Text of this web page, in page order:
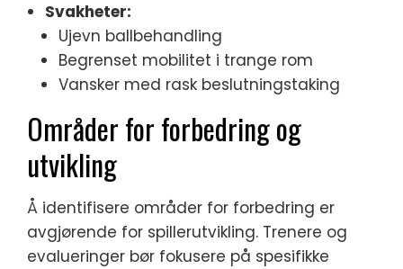
Svakheter:
Ujevn ballbehandling
Begrenset mobilitet i trange rom
Vansker med rask beslutningstaking
Områder for forbedring og
utvikling
Å identifisere områder for forbedring er
avgjørende for spillerutvikling. Trenere og
evalueringer bør fokusere på spesifikke